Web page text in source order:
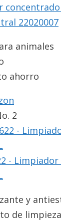
22020007
animales
ahorro
2
-
y
de